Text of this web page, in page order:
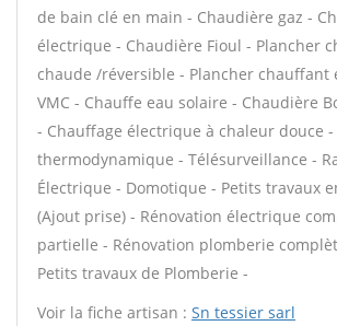
de bain clé en main - Chaudière gaz -
électrique - Chaudière Fioul - Plancher
chaude /réversible - Plancher chauffant
VMC - Chauffe eau solaire - Chaudière
- Chauffage électrique à chaleur douce
thermodynamique - Télésurveillance -
Électrique - Domotique - Petits travaux
(Ajout prise) - Rénovation électrique
partielle - Rénovation plomberie
Petits travaux de Plomberie -
Voir la fiche artisan : Sn tessier sarl